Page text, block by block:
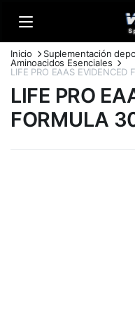
Inicio Suplementación
Aminoacidos Esenciales
LIFE PRO EAAS
LIFE PRO
FORMULA